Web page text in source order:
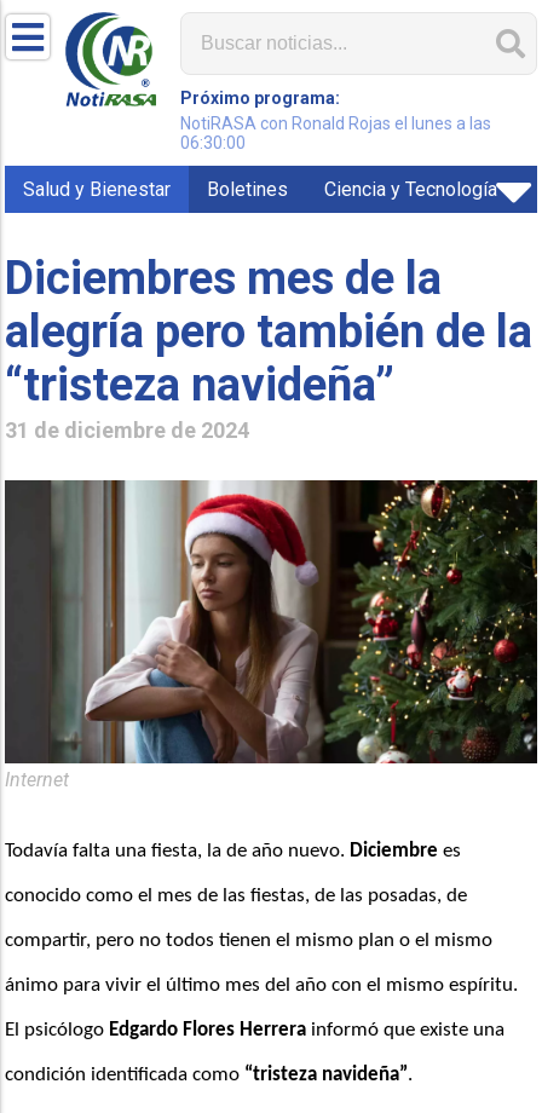
Próximo programa:
NotiRASA con Ronald Rojas el lunes a las
06:30:00
Salud y Bienestar Boletines Ciencia y Tecnología
Diciembres mes de la
alegría pero también de la
“tristeza navideña”
31 de diciembre de 2024
Internet
Todavía falta una fiesta, la de año nuevo. Diciembre es
conocido como el mes de las fiestas, de las posadas, de
compartir, pero no todos tienen el mismo plan o el mismo
ánimo para vivir el último mes del año con el mismo espíritu.
El psicólogo Edgardo Flores Herrera informó que existe una
condición identificada como “tristeza navideña”.